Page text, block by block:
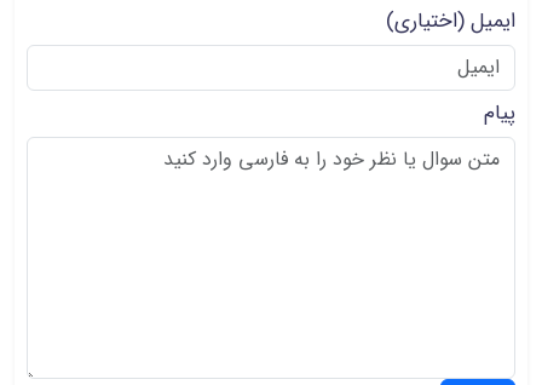
ایمیل(اختیاری)
پیام